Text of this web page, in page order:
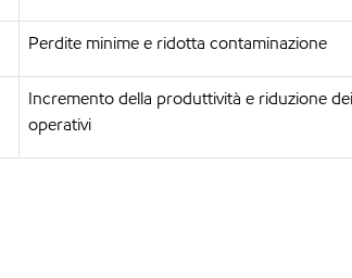
Perdite minime e ridotta contaminazione
Incremento della produttività e riduzione
operativi